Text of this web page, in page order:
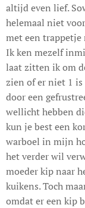
altijd even lief.
helemaal niet
met een trappetje
Ik ken mezelf
laat zitten ik om
zien of er niet 1
door een
wellicht hebben
kun je best een
warboel in mijn
het verder wil
moeder kip naar
kuikens. Toch
omdat er een kip